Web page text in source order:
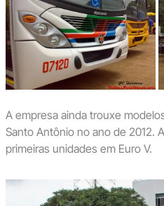
A empresa ainda trouxe
Santo Antônio no ano de 2012.
primeiras unidades em Euro V.